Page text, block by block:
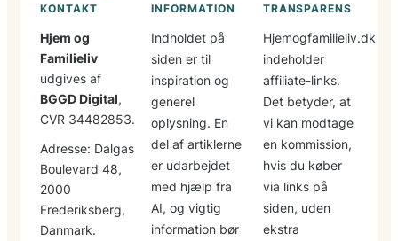
KONTAKT
Hjem og
Familieliv
udgives af
BGGD Digital,
CVR 34482853.
Adresse: Dalgas
Boulevard 48,
2000
Frederiksberg,
Danmark.
INFORMATION
Indholdet på
siden er til
inspiration og
generel
oplysning. En
del af artiklerne
er udarbejdet
med hjælp fra
AI, og vigtig
information bør
TRANSPARENS
Hjemogfamilieliv.dk
indeholder
affiliate-links.
Det betyder, at
vi kan modtage
en kommission,
hvis du køber
via links på
siden, uden
ekstra